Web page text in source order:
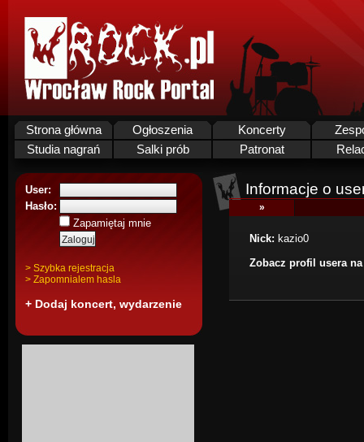
Strona główna Ogłoszenia Koncerty
Studia nagrań
Salki prób Patronat
User:
Hasło:
Zapamiętaj mnie
> Szybka rejestracja
> Zapomnialem hasla
+ Dodaj koncert, wydarzenie
Informacje o
»
Nick: kazio0
Zobacz profil usera